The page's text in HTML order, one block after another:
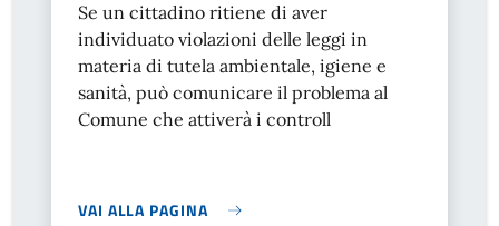
Se un cittadino ritiene di aver
individuato violazioni delle leggi in
materia di tutela ambientale, igiene e
sanità, può comunicare il problema al
Comune che attiverà i controll
VAI ALLA PAGINA